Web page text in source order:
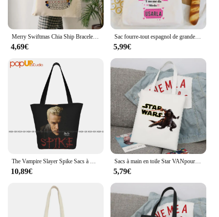
4,69€
Sac fourre-tout espagnol de grande capacité, sacs à provisions en toile, cadeau de vacances d'anniversaire pour Tia, meilleure tante du monde
5,99€
10,89€
Sacs à main en toile Star VANpour femmes, fourre-tout grande capacité, sac initié mignon, sacs à main décontractés, sacs à provisions pliables pour enfants
5,79€